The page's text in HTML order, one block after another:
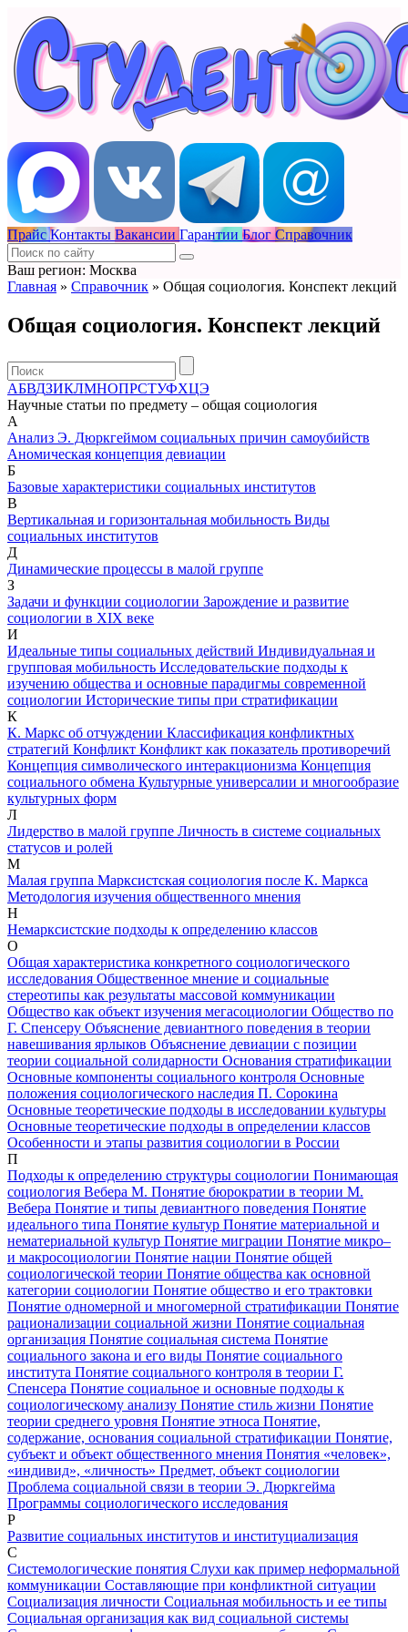
Прайс Контакты Вакансии Гарантии Блог Справочник
Ваш регион: Москва
Главная » Справочник » Общая социология. Конспект лекций
Общая социология. Конспект лекций
АБВДЗИКЛМНОПРСТУФХЦЭ
Научные статьи по предмету – общая социология
А
Анализ Э. Дюркгеймом социальных причин самоубийств
Аномическая концепция девиации
Б
Базовые характеристики социальных институтов
В
Вертикальная и горизонтальная мобильность Виды
социальных институтов
Д
Динамические процессы в малой группе
З
Задачи и функции социологии Зарождение и развитие
социологии в ХIХ веке
И
Идеальные типы социальных действий Индивидуальная и
групповая мобильность Исследовательские подходы к
изучению общества и основные парадигмы современной
социологии Исторические типы при стратификации
К
К. Маркс об отчуждении Классификация конфликтных
стратегий Конфликт Конфликт как показатель противоречий
Концепция символического интеракционизма Концепция
социального обмена Культурные универсалии и многообразие
культурных форм
Л
Лидерство в малой группе Личность в системе социальных
статусов и ролей
М
Малая группа Марксистская социология после К. Маркса
Методология изучения общественного мнения
Н
Немарксистские подходы к определению классов
О
Общая характеристика конкретного социологического
исследования Общественное мнение и социальные
стереотипы как результаты массовой коммуникации
Общество как объект изучения мегасоциологии Общество по
Г. Спенсеру Объяснение девиантного поведения в теории
навешивания ярлыков Объяснение девиации с позиции
теории социальной солидарности Основания стратификации
Основные компоненты социального контроля Основные
положения социологического наследия П. Сорокина
Основные теоретические подходы в исследовании культуры
Основные теоретические подходы в определении классов
Особенности и этапы развития социологии в России
П
Подходы к определению структуры социологии Понимающая
социология Вебера М. Понятие бюрократии в теории М.
Вебера Понятие и типы девиантного поведения Понятие
идеального типа Понятие культур Понятие материальной и
нематериальной культур Понятие миграции Понятие микро–
и макросоциологии Понятие нации Понятие общей
социологической теории Понятие общества как основной
категории социологии Понятие общество и его трактовки
Понятие одномерной и многомерной стратификации Понятие
рационализации социальной жизни Понятие социальная
организация Понятие социальная система Понятие
социального закона и его виды Понятие социального
института Понятие социального контроля в теории Г.
Спенсера Понятие социальное и основные подходы к
социологическому анализу Понятие стиль жизни Понятие
теории среднего уровня Понятие этноса Понятие,
содержание, основания социальной стратификации Понятие,
субъект и объект общественного мнения Понятия «человек»,
«индивид», «личность» Предмет, объект социологии
Проблема социальной связи в теории Э. Дюркгейма
Программы социологического исследования
Р
Развитие социальных институтов и институциализация
С
Системологические понятия Слухи как пример неформальной
коммуникации Составляющие при конфликтной ситуации
Социализация личности Социальная мобильность и ее типы
Социальная организация как вид социальной системы